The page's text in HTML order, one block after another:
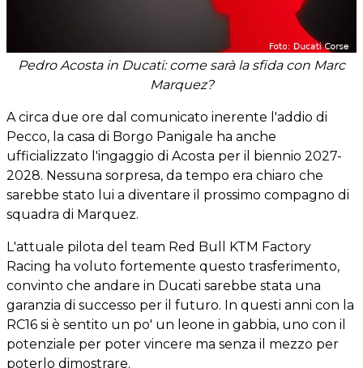
Pedro Acosta in Ducati: come sarà la sfida con Marc
Marquez?
A circa due ore dal comunicato inerente l'addio di
Pecco, la casa di Borgo Panigale ha anche
ufficializzato l'ingaggio di Acosta per il biennio 2027-
2028. Nessuna sorpresa, da tempo era chiaro che
sarebbe stato lui a diventare il prossimo compagno di
squadra di Marquez.
L'attuale pilota del team Red Bull KTM Factory
Racing ha voluto fortemente questo trasferimento,
convinto che andare in Ducati sarebbe stata una
garanzia di successo per il futuro. In questi anni con la
RC16 si è sentito un po' un leone in gabbia, uno con il
potenziale per poter vincere ma senza il mezzo per
poterlo dimostrare.